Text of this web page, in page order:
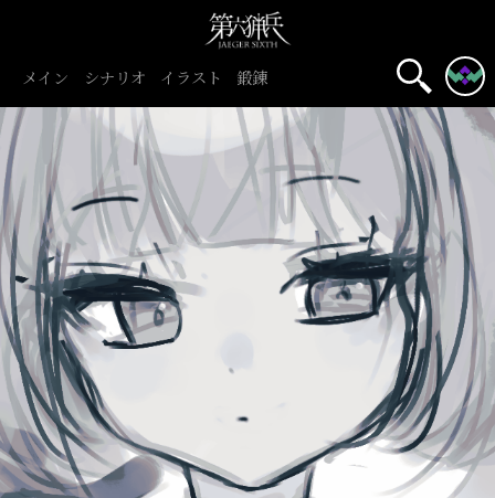
メイン シナリオ イラスト 鍛錬
名前表示